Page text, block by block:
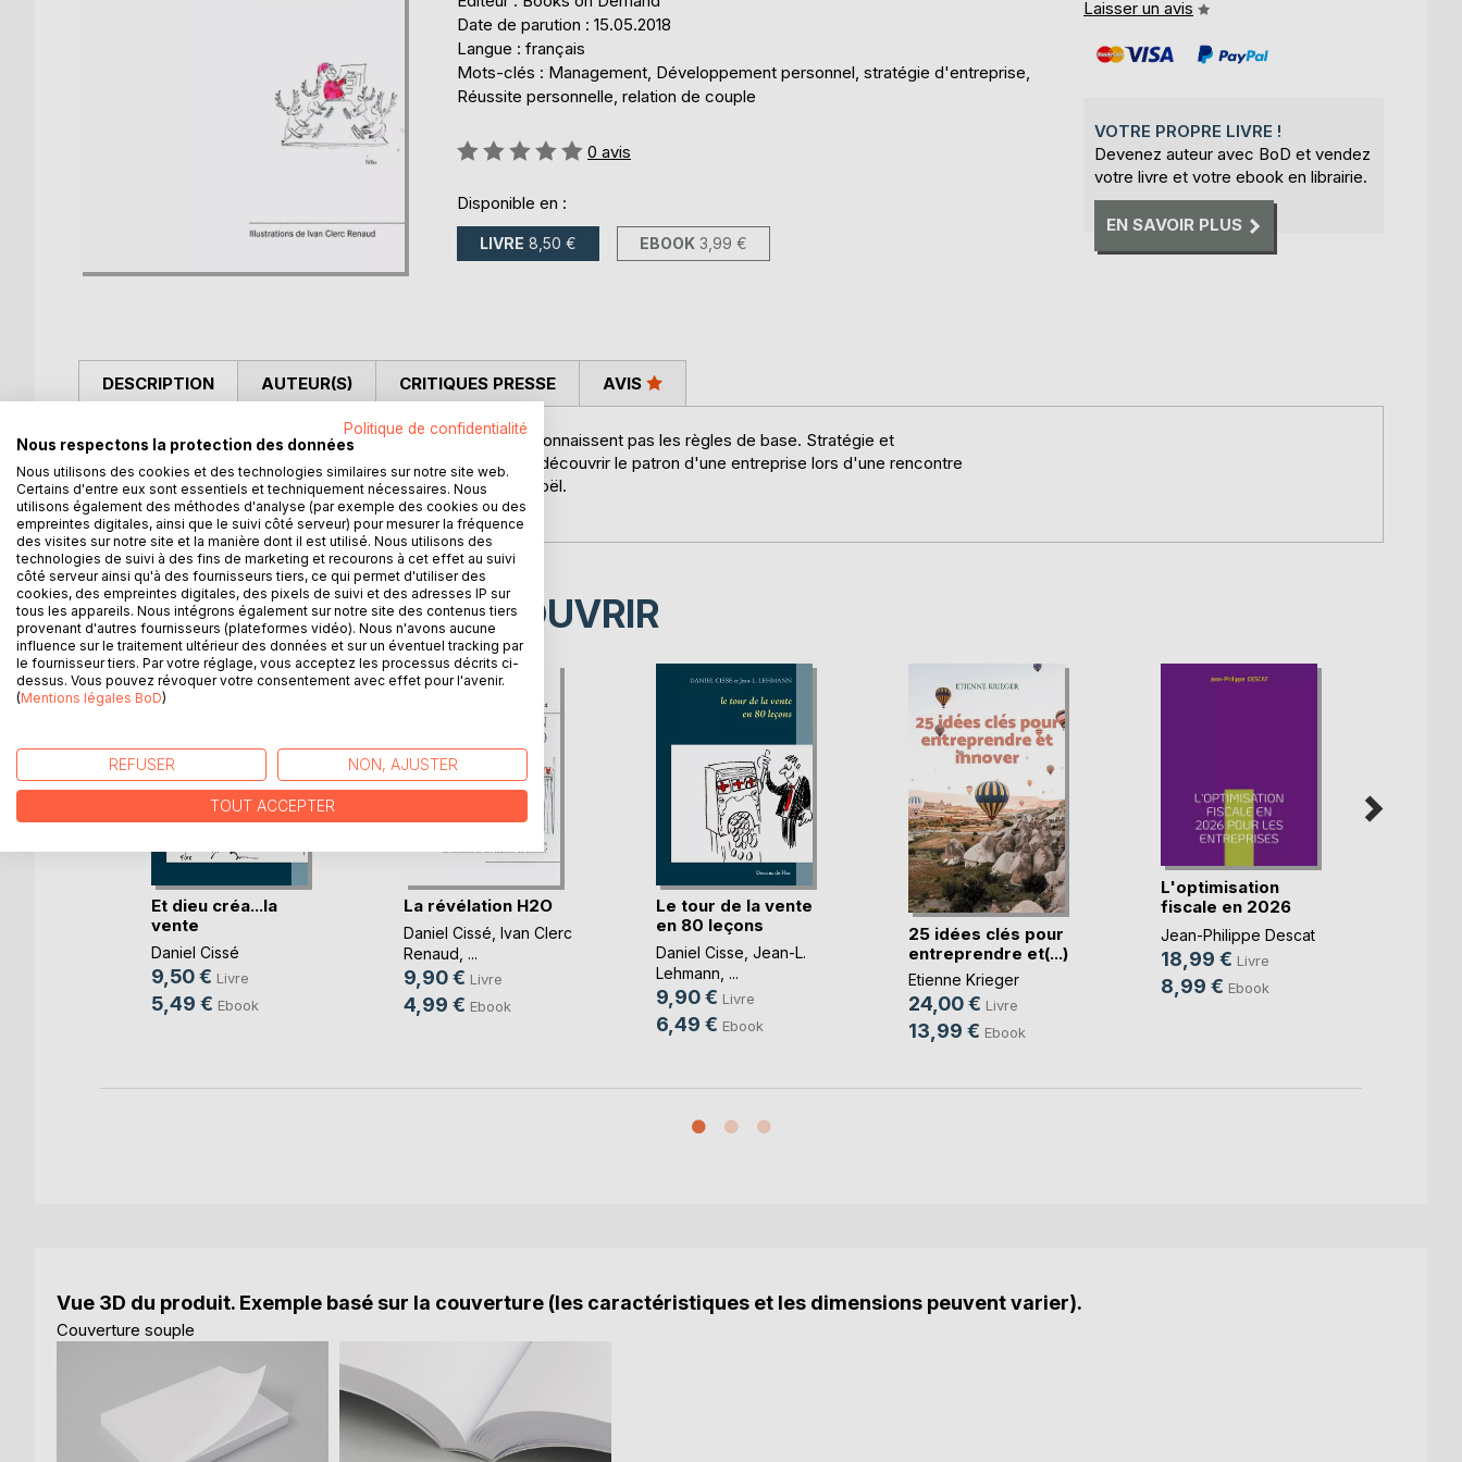
Date de parution : 15.05.2018
Langue : français
Mots-clés : Management, Développement personnel, stratégie d'entreprise,
Réussite personnelle, relation de couple
Évaluation:
0 avis
Disponible en :
LIVRE 8,50 € EBOOK 3,99 €
Laisser un avis
VOTRE PROPRE LIVRE !
Devenez auteur avec BoD et vendez
votre livre et votre ebook en librairie.
EN SAVOIR PLUS
DESCRIPTION
Le monde des affaires est impitoyable pour ceux qui ne connaissent pas les règles de base. Stratégie et
management sont les clés du succès. C'est ce que va redécouvrir le patron d'une entreprise lors d'une rencontre
inattendue avec le meilleur professeur qui soit: Le père Noël.
Un conte entrepreneurial qui traverse le temps.
AUTEUR(S) CRITIQUES PRESSE AVIS
D’AUTRES TITRES À DÉCOUVRIR
Et dieu créa...la
vente
Daniel Cissé
9,50 € Livre
5,49 € Ebook
La révélation H2O
Daniel Cissé Ivan Clerc
Renaud , ...
9,90 € Livre
4,99 € Ebook
Le tour de la vente
en 80 leçons
Daniel Cisse Jean-L.
Lehmann , ...
9,90 € Livre
6,49 € Ebook
25 idées clés pour
entreprendre et(...)
Etienne Krieger
24,00 € Livre
13,99 € Ebook
L'optimisation
fiscale en 2026
pou(...)
Jean-Philippe Descat
18,99 € Livre
8,99 € Ebook
Vue 3D du produit. Exemple basé sur la couverture (les caractéristiques et les dimensions peuvent varier).
Couverture souple
Politique de confidentialité
Nous respectons la protection des données
Nous utilisons des cookies et des technologies similaires sur notre site web.
Certains d'entre eux sont essentiels et techniquement nécessaires. Nous
utilisons également des méthodes d'analyse (par exemple des cookies ou des
empreintes digitales, ainsi que le suivi côté serveur) pour mesurer la fréquence
des visites sur notre site et la manière dont il est utilisé. Nous utilisons des
technologies de suivi à des fins de marketing et recourons à cet effet au suivi
côté serveur ainsi qu'à des fournisseurs tiers, ce qui permet d'utiliser des
cookies, des empreintes digitales, des pixels de suivi et des adresses IP sur
tous les appareils. Nous intégrons également sur notre site des contenus tiers
provenant d'autres fournisseurs (plateformes vidéo). Nous n'avons aucune
influence sur le traitement ultérieur des données et sur un éventuel tracking par
le fournisseur tiers. Par votre réglage, vous acceptez les processus décrits ci-
dessus. Vous pouvez révoquer votre consentement avec effet pour l'avenir.
(Mentions légales BoD)
REFUSER NON, AJUSTER
TOUT ACCEPTER